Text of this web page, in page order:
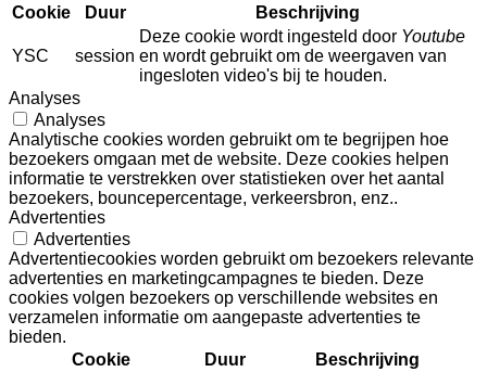
Cookie
Duur Beschrijving
YSC session
Deze cookie wordt ingesteld door Youtube
en wordt gebruikt om de weergaven van
ingesloten video's bij te houden.
Analyses
Analyses
Analytische cookies worden gebruikt om te begrijpen hoe
bezoekers omgaan met de website. Deze cookies helpen
informatie te verstrekken over statistieken over het aantal
bezoekers, bouncepercentage, verkeersbron, enz..
Advertenties
Advertenties
Advertentiecookies worden gebruikt om bezoekers relevante
advertenties en marketingcampagnes te bieden. Deze
cookies volgen bezoekers op verschillende websites en
verzamelen informatie om aangepaste advertenties te
bieden.
Cookie
Duur Beschrijving